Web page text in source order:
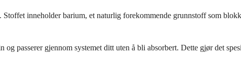
inneholder barium, et naturlig forekommende grunnstoff som
passerer gjennom systemet ditt uten å bli absorbert. Dette gjør det